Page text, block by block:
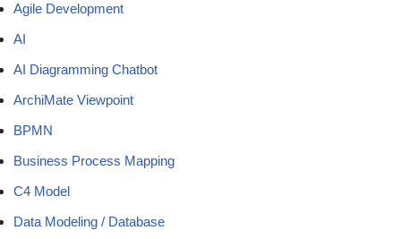
Agile Development
AI
AI Diagramming Chatbot
ArchiMate Viewpoint
BPMN
Business Process Mapping
C4 Model
Data Modeling / Database